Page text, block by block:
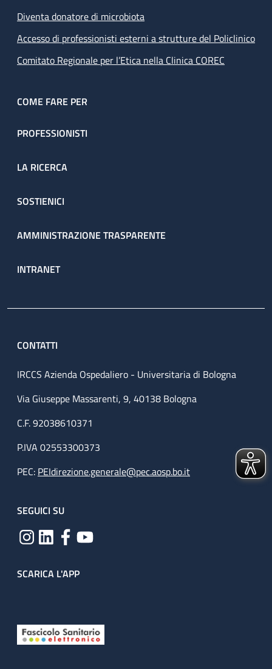
Diventa donatore di microbiota
Accesso di professionisti esterni a strutture del Policlinico
Comitato Regionale per l’Etica nella Clinica COREC
COME FARE PER
PROFESSIONISTI
LA RICERCA
SOSTIENICI
AMMINISTRAZIONE TRASPARENTE
INTRANET
CONTATTI
IRCCS Azienda Ospedaliero - Universitaria di Bologna
Via Giuseppe Massarenti, 9, 40138 Bologna
C.F. 92038610371
P.IVA 02553300373
PEC: PEIdirezione.generale@pec.aosp.bo.it
SEGUICI SU
SCARICA L'APP